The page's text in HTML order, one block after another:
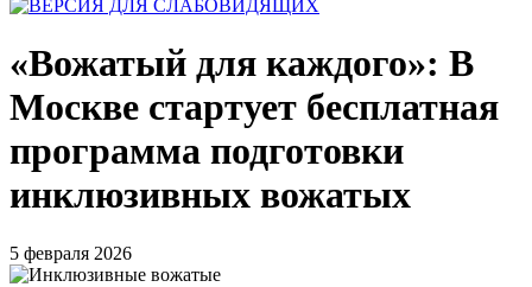
«Вожатый для каждого»: В
Москве стартует бесплатная
программа подготовки
инклюзивных вожатых
5 февраля 2026